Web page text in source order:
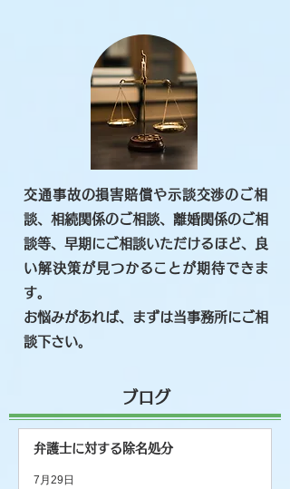
​交通事故の損害賠償や示談交渉のご相
談、相続関係のご相談、​離婚関係のご相
談等、早期にご相談いただけるほど、良
い解決策が見つかることが期待できま
す。
お悩みがあれば、まずは当事務所にご相
談下さい。
​ブログ
弁護士に対する除名処分
7月29日